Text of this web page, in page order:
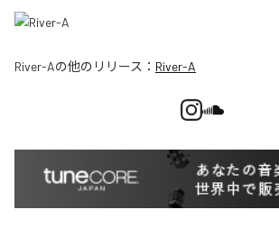
River-Aの他のリリース： River-A